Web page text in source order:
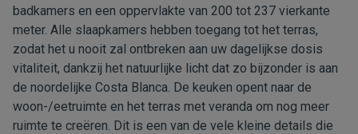
badkamers en een oppervlakte van 200 tot 237 vierkante
meter. Alle slaapkamers hebben toegang tot het terras,
zodat het u nooit zal ontbreken aan uw dagelijkse dosis
vitaliteit, dankzij het natuurlijke licht dat zo bijzonder is aan
de noordelijke Costa Blanca. De keuken opent naar de
woon-/eetruimte en het terras met veranda om nog meer
ruimte te creëren. Dit is een van de vele kleine details die